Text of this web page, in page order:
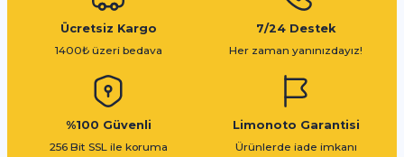
Ücretsiz Kargo
1400₺ üzeri bedava
7/24 Destek
Her zaman yanınızdayız!
%100 Güvenli
256 Bit SSL ile koruma
Limonoto Garantisi
Ürünlerde iade imkanı